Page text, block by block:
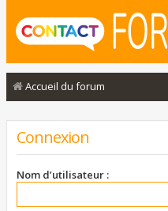
Accueil du forum
Connexion
Nom d’utilisateur :